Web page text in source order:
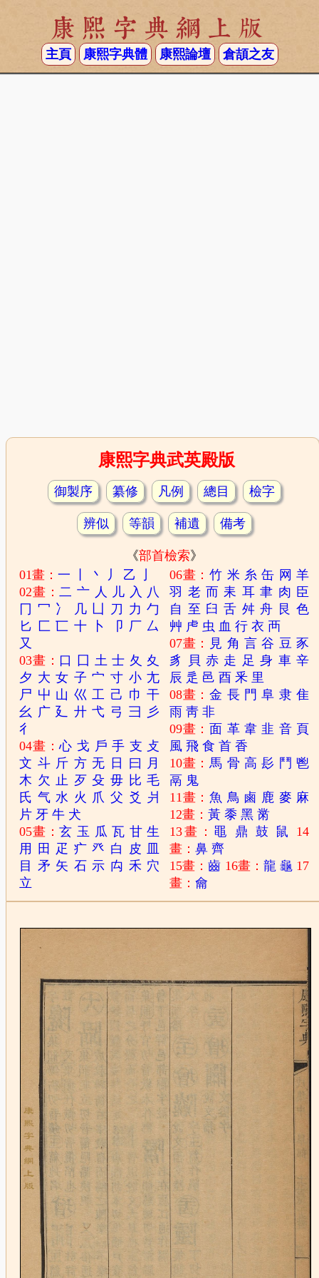
康熙字典網上版
主頁 康熙字典體 康熙論壇 倉頡之友
康熙字典武英殿版
御製序 纂修 凡例 總目 檢字
辨似 等韻 補遺 備考
《部首檢索》
01畫：一 丶 丿 乙
02畫：二 亠 人 儿 入 八
冂 冖 冫 几 凵 刀 力 勹
匕 匚 匸 十 卜 卩 厂 厶
又
03畫： 口 囗 土 士 夂 夊
夕 大 女 子 宀 寸 小 尢
尸 屮 山 巛 工 己 巾 干
幺 广 廴 廾 弋 弓 彐
彡
彳
04畫：心 戈 戶 手 支 攴
文 斗 斤 方 无 日 曰 月
木 欠 止 歹 殳 毋 比 毛
氏 气 水 火 爪 父 爻 爿
片 牙 牛 犬
05畫：玄 玉 瓜 瓦 甘 生
用
田 疋 疒 癶 白 皮
目
矛 矢 石 示 禸 禾 穴
立
06畫：竹 米 糸 缶 网 羊
羽 老 而 耒 耳 聿 肉 臣
自 至 臼 舌 舛 舟 艮 色
艸 虍 虫 血 行 衣 襾
07畫： 見 角 言 谷 豆 豕
豸
貝 赤 走 足 身 車 辛
辰 辵 邑 酉 釆 里
08畫：金 長 門 阜 隶 隹
雨 靑 非
09畫： 面 革 韋 韭 音 頁
風 飛 食 首 香
10畫：馬 骨 高 髟 鬥 鬯
鬲 鬼
11畫：魚 鳥 鹵 鹿 麥 麻
12畫：黃 黍 黑 黹
13畫： 黽 鼎 鼓 鼠
14
畫：鼻 齊
15畫：齒 16畫： 龍 龜 17
畫：龠